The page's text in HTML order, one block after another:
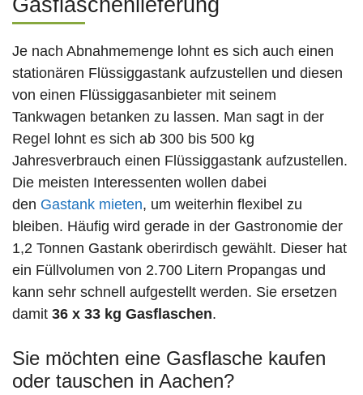
Gasflaschenlieferung
Je nach Abnahmemenge lohnt es sich auch einen
stationären Flüssiggastank aufzustellen und diesen
von einen Flüssiggasanbieter mit seinem
Tankwagen betanken zu lassen. Man sagt in der
Regel lohnt es sich ab 300 bis 500 kg
Jahresverbrauch einen Flüssiggastank aufzustellen.
Die meisten Interessenten wollen dabei
den Gastank mieten, um weiterhin flexibel zu
bleiben. Häufig wird gerade in der Gastronomie der
1,2 Tonnen Gastank oberirdisch gewählt. Dieser hat
ein Füllvolumen von 2.700 Litern Propangas und
kann sehr schnell aufgestellt werden. Sie ersetzen
damit 36 x 33 kg Gasflaschen.
Sie möchten eine Gasflasche kaufen
oder tauschen in Aachen?